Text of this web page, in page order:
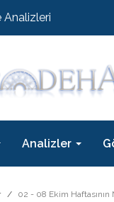
Analizleri
Analizler
02 - 08 Ekim Haftasının